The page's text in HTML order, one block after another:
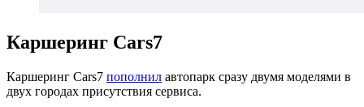
Каршеринг Cars7
Каршеринг Cars7 пополнил автопарк сразу двумя моделями в
двух городах присутствия сервиса.